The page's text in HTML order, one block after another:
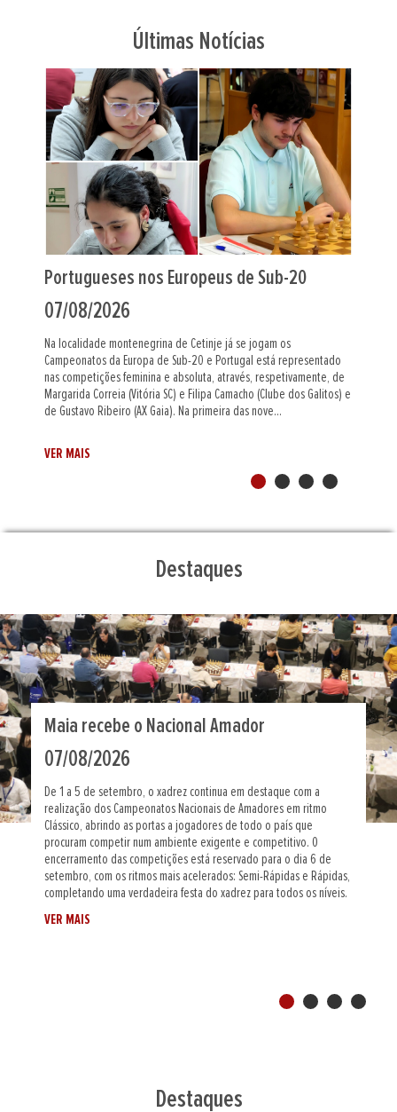
Últimas Notícias
Indiano Al Muthaiah foi o “farol” em Leça
06/08/2026
O mestre internacional indiano Al Muthaiah (Assembleia Figueirense)
foi o grande vencedor do Leça Chess Open, a primeira prova do
circuito Portugal Chess Tour de 2026/27. Num torneio
supercompetitivo e equilibrado nos primeiros tabuleiros, Al
Muthaiah, cotado com 2442 pontos Elo, beneficiou de um melhor
VER MAIS
Destaques
Maia define novo Campeão Nacional
Absoluto
De 30 de agosto a 6 de setembro, a cidade da Maia recebe, na
Tecmaia, o Campeonato Nacional Absoluto, a prova máxima em
formato individual do calendário nacional, onde os melhores
jogadores portugueses vão disputar o título de Campeão Nacional
absoluto.Será uma semana intensa de grandes partidas, emoções
fortes e muito xadrez de alto nível, num palco de excelência que
reforça a ligação entre o desporto e a inovação. - Local: Tecmaia,
Maia- Datas: 30 de agosto a 6 de setembro de 2026-...
Destaques